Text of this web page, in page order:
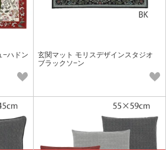
−ハドン
玄関マット モリスデザインスタジオ
ブラックソ−ン